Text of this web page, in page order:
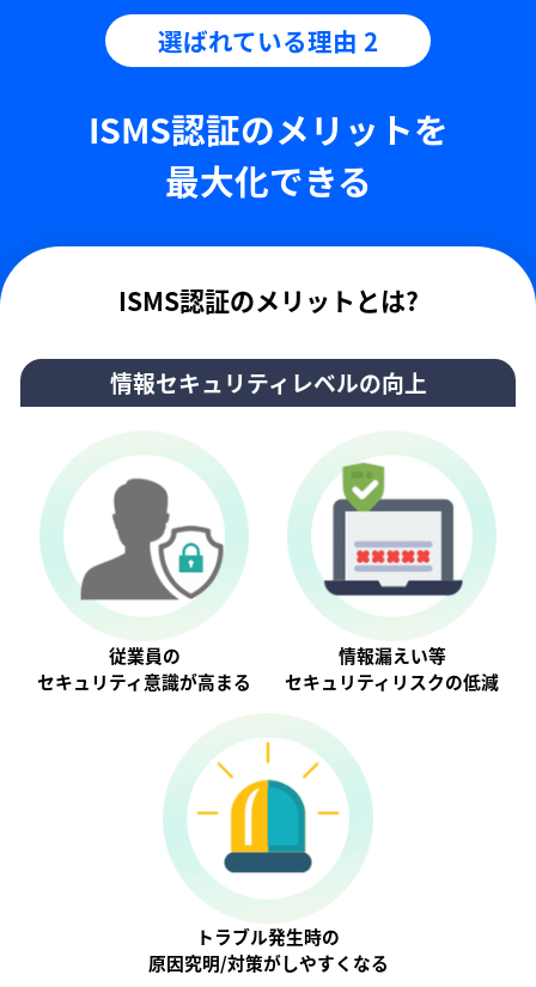
選ばれている理由 2
ISMS認証のメリットを
最大化できる
ISMS認証のメリットとは?
情報セキュリティレベルの向上
従業員の
セキュリティ意識が⾼まる
情報漏えい等
セキュリティリスクの低減
トラブル発生時の
原因究明/対策がしやすくなる